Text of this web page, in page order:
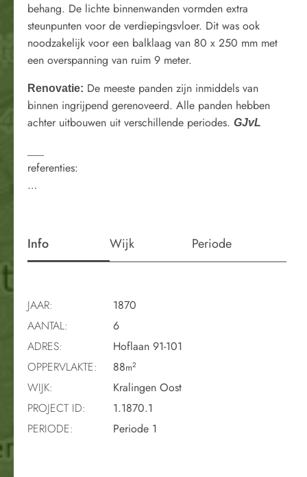
behang. De lichte binnenwanden vormden extra
steunpunten voor de verdiepingsvloer. Dit was ook
noodzakelijk voor een balklaag van 80 x 250 mm met
een overspanning van ruim 9 meter.
Renovatie: De meeste panden zijn inmiddels van
binnen ingrijpend gerenoveerd. Alle panden hebben
achter uitbouwen uit verschillende periodes. GJvL
referenties:
…
Info Wijk Periode
JAAR:
1870
AANTAL:
6
ADRES:
Hoflaan 91-101
OPPERVLAKTE:
88m2
WIJK:
Kralingen Oost
PROJECT ID:
1.1870.1
PERIODE:
Periode 1